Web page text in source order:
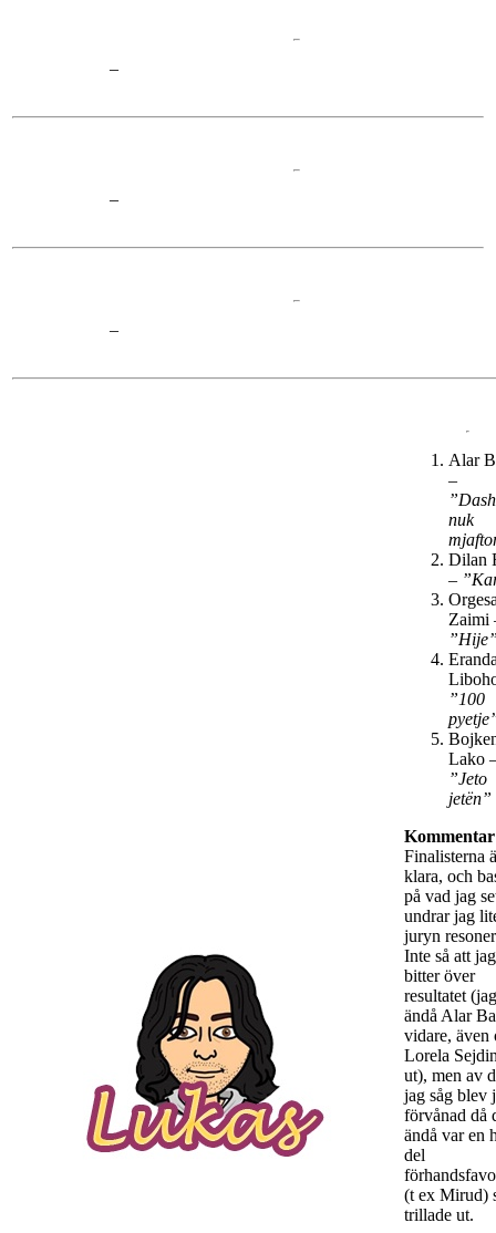
–
–
–
Alar
–
nuk
Dilan
–
Zaimi
”100
Lako
”Jeto
jetën”
Finalisterna
klara, och
på vad jag
undrar jag
juryn
Inte så att
bitter över
resultatet
ändå Alar
vidare, även
Lorela
ut), men av
jag såg blev
förvånad då
ändå var en
del
(t ex Mirud)
trillade ut.